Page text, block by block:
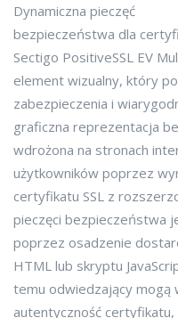
Dynamiczna pieczęć
bezpieczeństwa dla
Sectigo PositiveSSL EV
element wizualny, który
zabezpieczenia i
graficzna reprezentacja
wdrożona na stronach
użytkowników poprzez
certyfikatu SSL z
pieczęci bezpieczeństwa
poprzez osadzenie
HTML lub skryptu
temu odwiedzający mogą
autentyczność certyfikatu,